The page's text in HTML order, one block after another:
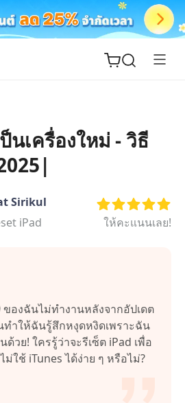
New
นเครื่องใหม่ - วิธี
Sirikul
iPad ให้คะแนนเลย!
ของฉันไม่ทำงานหลังจากอัปเดต
ทำให้ฉันรู้สึกหงุดหงิดเพราะฉัน
ด้วย! ใครรู้ว่าจะรีเซ็ต iPad เพื่อ
ม่ใช้ iTunes ได้ง่าย ๆ หรือไม่?